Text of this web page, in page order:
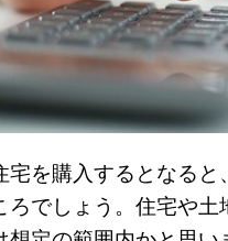
宅を購入するとなる
ろでしょう。住宅や